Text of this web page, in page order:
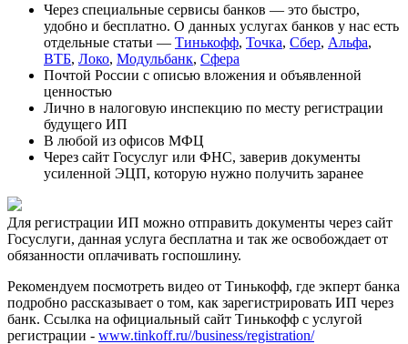
Через специальные сервисы банков — это быстро,
удобно и бесплатно. О данных услугах банков у нас есть
отдельные статьи — Тинькофф, Точка, Сбер, Альфа,
ВТБ, Локо, Модульбанк, Сфера
Почтой России с описью вложения и объявленной
ценностью
Лично в налоговую инспекцию по месту регистрации
будущего ИП
В любой из офисов МФЦ
Через сайт Госуслуг или ФНС, заверив документы
усиленной ЭЦП, которую нужно получить заранее
Для регистрации ИП можно отправить документы через сайт
Госуслуги, данная услуга бесплатна и так же освобождает от
обязанности оплачивать госпошлину.
Рекомендуем посмотреть видео от Тинькофф, где экперт банка
подробно рассказывает о том, как зарегистрировать ИП через
банк. Ссылка на официальный сайт Тинькофф с услугой
регистрации - www.tinkoff.ru//business/registration/